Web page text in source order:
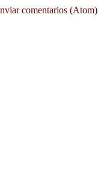
comentarios (Atom)